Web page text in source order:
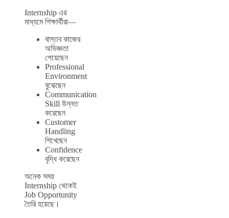
Internship এর
মাধ্যমে শিক্ষার্থীরা—
বাস্তব কাজের
অভিজ্ঞতা
পেয়েছেন
Professional
Environment
বুঝেছেন
Communication
Skill উন্নত
করেছেন
Customer
Handling
শিখেছেন
Confidence
বৃদ্ধি করেছেন
অনেক সময়
Internship থেকেই
Job Opportunity
তৈরি হয়েছে।